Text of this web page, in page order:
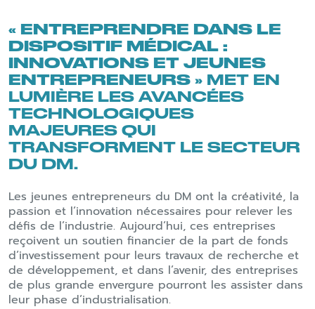
« ENTREPRENDRE DANS LE
DISPOSITIF MÉDICAL :
INNOVATIONS ET JEUNES
ENTREPRENEURS » MET EN
LUMIÈRE LES AVANCÉES
TECHNOLOGIQUES
MAJEURES QUI
TRANSFORMENT LE SECTEUR
DU DM.
Les jeunes entrepreneurs du DM ont la créativité, la
passion et l’innovation nécessaires pour relever les
défis de l’industrie. Aujourd’hui, ces entreprises
reçoivent un soutien financier de la part de fonds
d’investissement pour leurs travaux de recherche et
de développement, et dans l’avenir, des entreprises
de plus grande envergure pourront les assister dans
leur phase d’industrialisation.